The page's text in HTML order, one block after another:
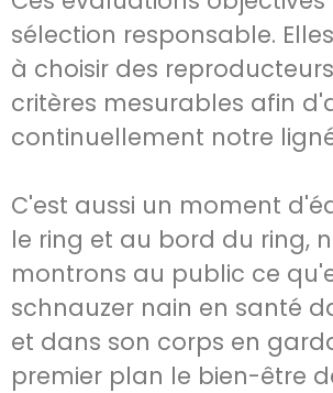
sélection responsable.
à choisir des
critères mesurables afin
continuellement notre
C'est aussi un moment
le ring et au bord du ring,
montrons au public ce
schnauzer nain en santé
et dans son corps en
premier plan le bien-être